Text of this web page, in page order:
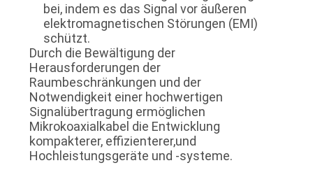
bei, indem es das Signal vor äußeren
elektromagnetischen Störungen (EMI)
schützt.
Durch die Bewältigung der
Herausforderungen der
Raumbeschränkungen und der
Notwendigkeit einer hochwertigen
Signalübertragung ermöglichen
Mikrokoaxialkabel die Entwicklung
kompakterer, effizienterer,und
Hochleistungsgeräte und -systeme.